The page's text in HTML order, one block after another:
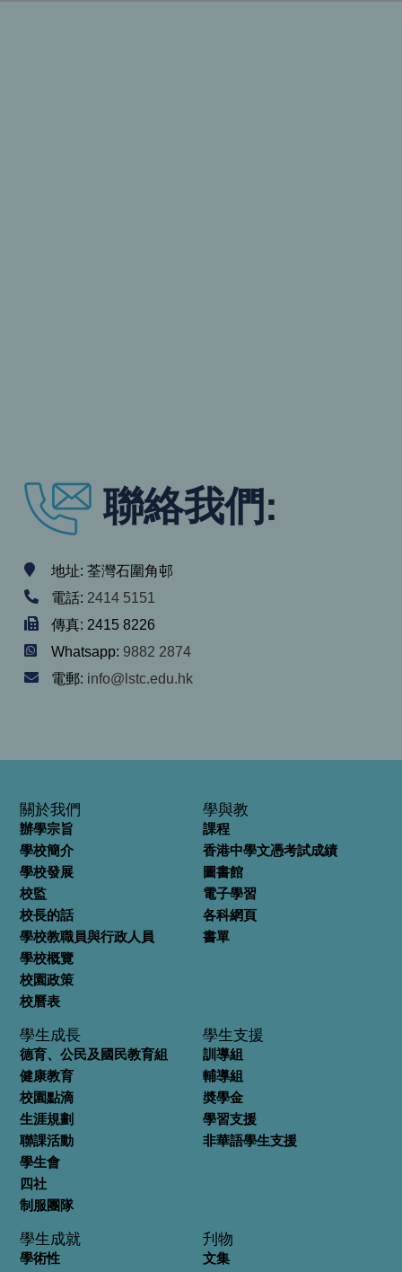
聯絡我們:
地址: 荃灣石圍角邨
電話: 2414 5151
傳真: 2415 8226
Whatsapp: 9882 2874
電郵: info@lstc.edu.hk
關於我們
辦學宗旨
學校簡介
學校發展
校監
校長的話
學校教職員與行政人員
學校概覽
校園政策
校曆表
學與教
課程
香港中學文憑考試成績
圖書館
電子學習
各科網頁
書單
學生成長
德育、公民及國民教育組
健康教育
校園點滴
生涯規劃
聯課活動
學生會
四社
制服團隊
學生支援
訓導組
輔導組
奬學金
學習支援
非華語學生支援
學生成就
學術性
刋物
文集